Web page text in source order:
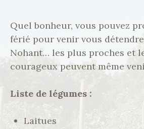
Quel bonheur, vous pouvez
férié pour venir vous
Nohant… les plus proches et
courageux peuvent même
Liste de légumes :
Laitues